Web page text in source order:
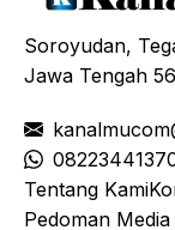
Soroyudan,
Jawa Tengah
08
Tentang Kami
Pedoman